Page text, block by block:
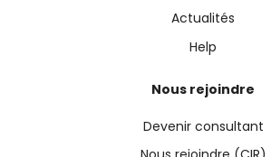
Actualités
Help
Nous rejoindre
Devenir consultant